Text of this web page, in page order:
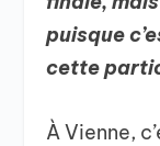
puisque
cette
À Vienne,